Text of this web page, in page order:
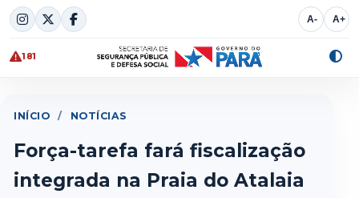
Skip
to
content
A- A+
181
INÍCIO / NOTÍCIAS
Força-tarefa fará fiscalização
integrada na Praia do Atalaia